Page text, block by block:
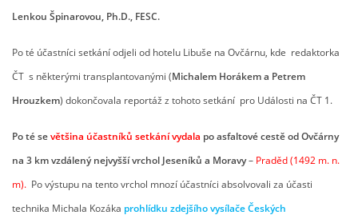
Lenkou Špinarovou, Ph.D., FESC.
Po té účastníci setkání odjeli od hotelu Libuše na Ovčárnu, kde redaktorka
ČT s některými transplantovanými (Michalem Horákem a Petrem
Hrouzkem) dokončovala reportáž z tohoto setkání pro Události na ČT 1.
Po té sevětšina účastníků setkání vydala po asfaltové cestě od Ovčárny
na 3 km vzdálený nejvyšší vrchol Jeseníků a Moravy– Praděd (1492 m. n.
m). Po výstupu na tento vrchol mnozí účastníci absolvovali za účasti
technika Michala Kozáka prohlídku zdejšíhovysílače Českých